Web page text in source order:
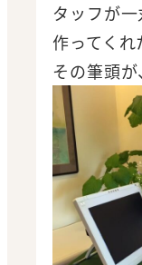
タッフが
作ってくれ
その筆頭が